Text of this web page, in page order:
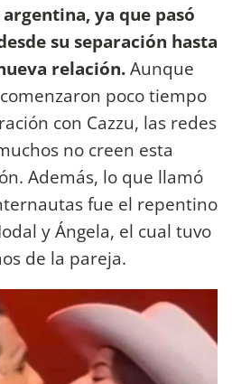
ya que pasó
su separación hasta
relación.Aunque
poco tiempo
con Cazzu, las redes
no creen esta
Además, lo que llamó
fue el repentino
y Ángela, el cual tuvo
de la pareja.